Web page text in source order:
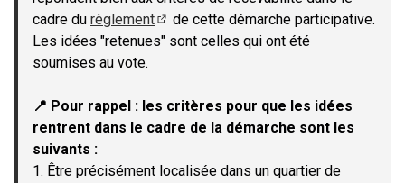
cadre du règlement
(Lien externe)
de cette démarche participative.
Les idées "retenues" sont celles qui ont été
soumises au vote.
📍 Pour rappel : les critères pour que les idées
rentrent dans le cadre de la démarche sont les
suivants :
1. Être précisément localisée dans un quartier de